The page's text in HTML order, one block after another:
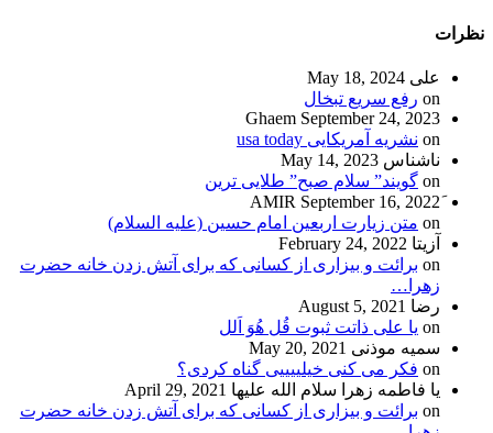
نظرات
علی May 18, 2024
on رفع سریع تبخال
Ghaem September 24, 2023
on نشریه آمریکایی usa today
ناشناس May 14, 2023
on گویند” سلام صبح” طلایی ترین
September 16, 2022
on متن زیارت اربعین امام حسین (علیه السلام)
آزیتا February 24, 2022
on برائت و بیزاری از کسانی که برای آتش زدن خانه حضرت
زهرا…
رضا August 5, 2021
on یا علی ذاتت ثبوت قُل هُوَ اَلل
سمیه موذنی May 20, 2021
on فکر می کنی خیلییییی گناه کردی؟
یا فاطمه زهرا سلام الله علیها April 29, 2021
on برائت و بیزاری از کسانی که برای آتش زدن خانه حضرت